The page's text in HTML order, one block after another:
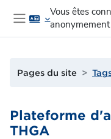
Passer au contenu principal
Panneau latéral
Vous êtes
anonymement
Pages du site
Plateforme
THGA